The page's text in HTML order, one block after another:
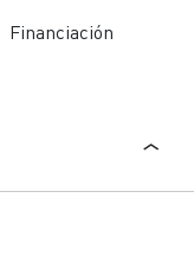
Financiación